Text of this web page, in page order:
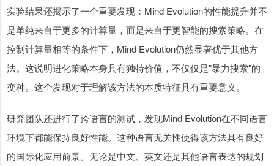
实验结果还揭示了一个重要发现：Mind Evolution的性能提升并不
是单纯来自于更多的计算量，而是来自于更智能的搜索策略。在
控制计算量相等的条件下，Mind Evolution仍然显著优于其他方
法。这说明进化策略本身具有独特价值，不仅仅是"暴力搜索"的
变种。这个发现对于理解该方法的本质特征具有重要意义。
研究团队还进行了跨语言的测试，发现Mind Evolution在不同语言
环境下都能保持良好性能。这种语言无关性使得该方法具有良好
的国际化应用前景。无论是中文、英文还是其他语言表达的规划